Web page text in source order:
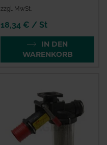
zzgl. MwSt.
18,34 € / St
IN DEN
WARENKORB